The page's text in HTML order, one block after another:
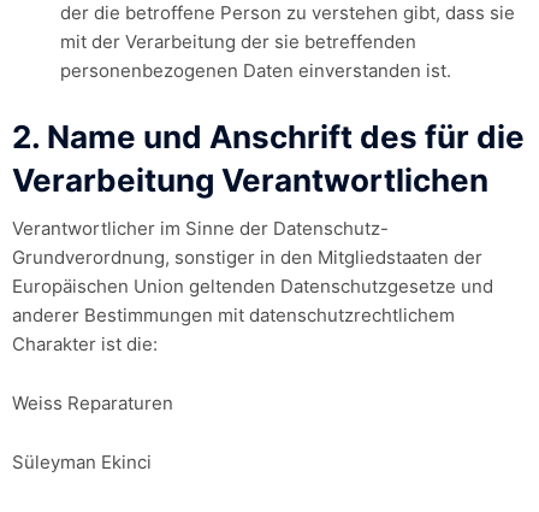
der die betroffene Person zu verstehen gibt, dass sie
mit der Verarbeitung der sie betreffenden
personenbezogenen Daten einverstanden ist.
2. Name und Anschrift des für die
Verarbeitung Verantwortlichen
Verantwortlicher im Sinne der Datenschutz-
Grundverordnung, sonstiger in den Mitgliedstaaten der
Europäischen Union geltenden Datenschutzgesetze und
anderer Bestimmungen mit datenschutzrechtlichem
Charakter ist die:
Weiss Reparaturen
Süleyman Ekinci